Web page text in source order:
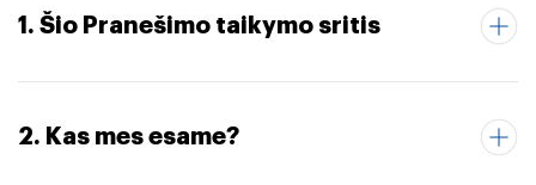
1. Šio Pranešimo taikymo sritis
2. Kas mes esame?